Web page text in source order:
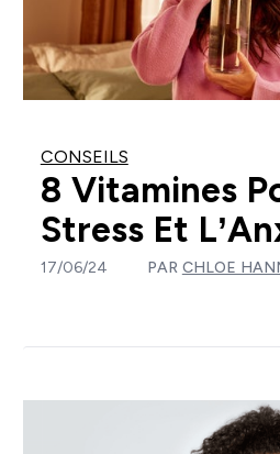
CONSEILS
8 Vitamines
Stress Et
17/06/24 PAR CHLOE